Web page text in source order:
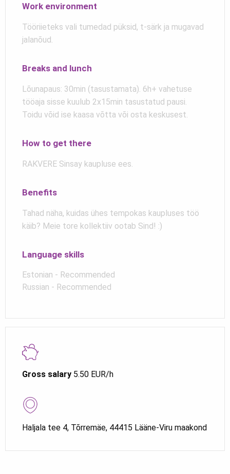
Gross salary 5.50 EUR/h
Haljala tee 4, Tõrremäe, 44415 Lääne-Viru maakond
Work environment
Tööriieteks vali tumedad püksid, t-särk ja mugavad
jalanõud.
Breaks and lunch
Lõunapaus: 30min (tasustamata). 6h+ vahetuse
tööaja sisse kuulub 2x15min tasustatud pausi.
Toidu võid ise kaasa võtta või osta keskusest.
How to get there
RAKVERE Sinsay kaupluse ees.
Benefits
Tahad näha, kuidas ühes tempokas kaupluses töö
käib? Meie tore kollektiiv ootab Sind! :)
Language skills
Estonian - Recommended
Russian - Recommended